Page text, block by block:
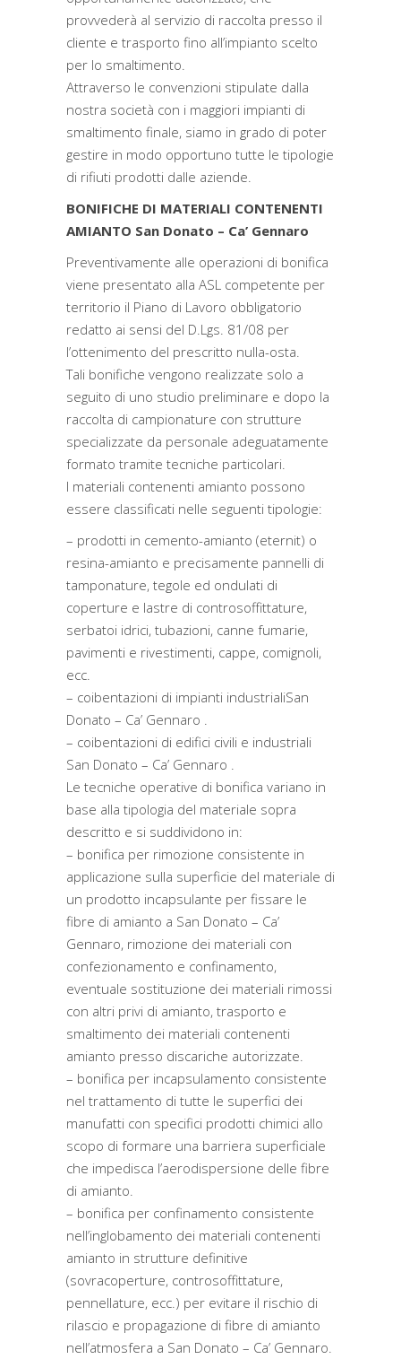
provvederà al servizio di raccolta presso il
cliente e trasporto fino all’impianto scelto
per lo smaltimento.
Attraverso le convenzioni stipulate dalla
nostra società con i maggiori impianti di
smaltimento finale, siamo in grado di poter
gestire in modo opportuno tutte le tipologie
di rifiuti prodotti dalle aziende.
BONIFICHE DI MATERIALI CONTENENTI
AMIANTO San Donato – Ca’ Gennaro
Preventivamente alle operazioni di bonifica
viene presentato alla ASL competente per
territorio il Piano di Lavoro obbligatorio
redatto ai sensi del D.Lgs. 81/08 per
l’ottenimento del prescritto nulla-osta.
Tali bonifiche vengono realizzate solo a
seguito di uno studio preliminare e dopo la
raccolta di campionature con strutture
specializzate da personale adeguatamente
formato tramite tecniche particolari.
I materiali contenenti amianto possono
essere classificati nelle seguenti tipologie:
– prodotti in cemento-amianto (eternit) o
resina-amianto e precisamente pannelli di
tamponature, tegole ed ondulati di
coperture e lastre di controsoffittature,
serbatoi idrici, tubazioni, canne fumarie,
pavimenti e rivestimenti, cappe, comignoli,
ecc.
– coibentazioni di impianti industrialiSan
Donato – Ca’ Gennaro .
– coibentazioni di edifici civili e industriali
San Donato – Ca’ Gennaro .
Le tecniche operative di bonifica variano in
base alla tipologia del materiale sopra
descritto e si suddividono in:
– bonifica per rimozione consistente in
applicazione sulla superficie del materiale di
un prodotto incapsulante per fissare le
fibre di amianto a San Donato – Ca’
Gennaro, rimozione dei materiali con
confezionamento e confinamento,
eventuale sostituzione dei materiali rimossi
con altri privi di amianto, trasporto e
smaltimento dei materiali contenenti
amianto presso discariche autorizzate.
– bonifica per incapsulamento consistente
nel trattamento di tutte le superfici dei
manufatti con specifici prodotti chimici allo
scopo di formare una barriera superficiale
che impedisca l’aerodispersione delle fibre
di amianto.
– bonifica per confinamento consistente
nell’inglobamento dei materiali contenenti
amianto in strutture definitive
(sovracoperture, controsoffittature,
pennellature, ecc.) per evitare il rischio di
rilascio e propagazione di fibre di amianto
nell’atmosfera a San Donato – Ca’ Gennaro.